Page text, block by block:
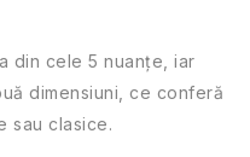
din cele 5 nuanțe, iar
dimensiuni, ce conferă
sau clasice.